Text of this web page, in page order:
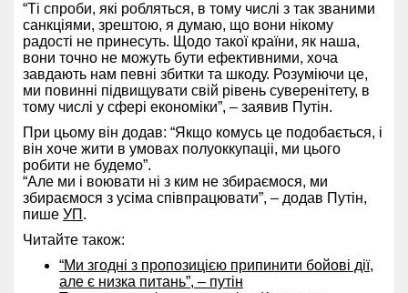
“Ті спроби, які робляться, в тому числі з так званими
санкціями, зрештою, я думаю, що вони нікому
радості не принесуть. Щодо такої країни, як наша,
вони точно не можуть бути ефективними, хоча
завдають нам певні збитки та шкоду. Розуміючи це,
ми повинні підвищувати свій рівень суверенітету, в
тому числі у сфері економіки”, – заявив Путін.
При цьому він додав: “Якщо комусь це подобається, і
він хоче жити в умовах полуоккупаціі, ми цього
робити не будемо”.
“Але ми і воювати ні з ким не збираємося, ми
збираємося з усіма співпрацювати”, – додав Путін,
пише УП .
Читайте також:
“Ми згодні з пропозицією припинити бойові дії,
але є низка питань”, – путін